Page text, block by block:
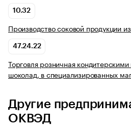
10.32
Производство соковой продукции
47.24.22
Торговля розничная
шоколад, в специализированных
Другие
ОКВЭД